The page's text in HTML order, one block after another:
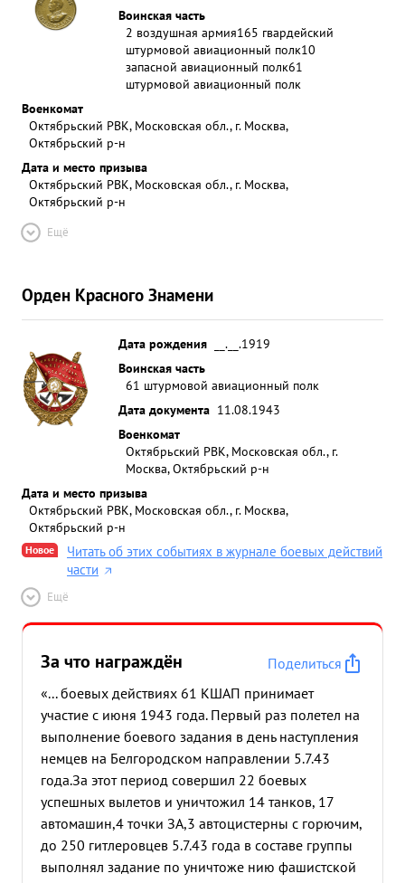
Воинская часть
2 воздушная армия165 гвардейский
штурмовой авиационный полк10
запасной авиационный полк61
штурмовой авиационный полк
Военкомат
Октябрьский РВК, Московская обл., г. Москва,
Октябрьский р-н
Дата и место призыва
Октябрьский РВК, Московская обл., г. Москва,
Октябрьский р-н
Ещё
Орден Красного Знамени
Дата рождения
__.__.1919
Воинская часть
61 штурмовой авиационный полк
Дата документа 11.08.1943
Военкомат
Октябрьский РВК, Московская обл., г.
Москва, Октябрьский р-н
Дата и место призыва
Октябрьский РВК, Московская обл., г. Москва,
Октябрьский р-н
Новое
Читать об этих событиях в журнале боевых действий
части
Ещё
За что награждён
Поделиться
«... боевых действиях 61 КШАП принимает
участие с июня 1943 года. Первый раз полетел на
выполнение боевого задания в день наступления
немцев на Белгородском направлении 5.7.43
года.За этот период совершил 22 боевых
успешных вылетов и уничтожил 14 танков, 17
автомашин,4 точки ЗА,3 автоцистерны с горючим,
до 250 гитлеровцев 5.7.43 года в составе группы
выполнял задание по уничтоже нию фашистской